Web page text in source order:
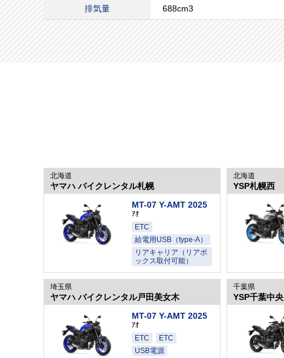
排気量 688cm3
北海道
ヤマハ バイクレンタル札幌
MT-07 Y-AMT 2025
ｱｵ
ETC
給電用USB（type-A）
リアキャリア（リアボ
ックス取付可能）
北海道
YSP札幌西
埼玉県
ヤマハ バイクレンタル戸田美女木
MT-07 Y-AMT 2025
ｱｵ
ETC
ETC
USB電源
千葉県
YSP千葉中央